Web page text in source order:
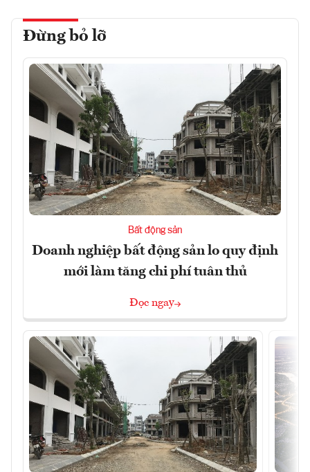
Đừng bỏ lỡ
Bất động sản
Doanh nghiệp bất động sản lo quy định
mới làm tăng chi phí tuân thủ
Đọc ngay